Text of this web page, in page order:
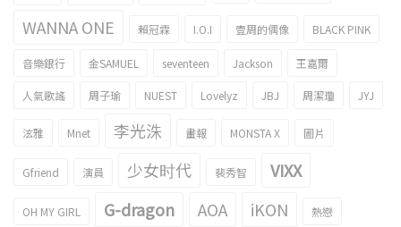
WANNA ONE 賴冠霖 I.O.I 壹周的偶像 BLACK PINK
音樂銀行 金SAMUEL seventeen Jackson 王嘉爾
人氣歌謠 周子瑜 NUEST Lovelyz JBJ 周潔瓊 JYJ
泫雅 Mnet 李光洙 畫報 MONSTA X 圖片
Gfriend 演員 少女时代 裴秀智 VIXX
OH MY GIRL G-dragon AOA iKON 熱戀